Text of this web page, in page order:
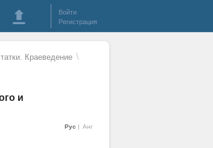
Войти
Регистрация
Краеведение \
и
Рус Анг